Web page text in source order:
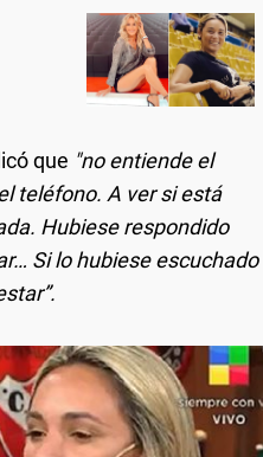
que "no entiende el
teléfono. A ver si está
Hubiese respondido
Si lo hubiese escuchado